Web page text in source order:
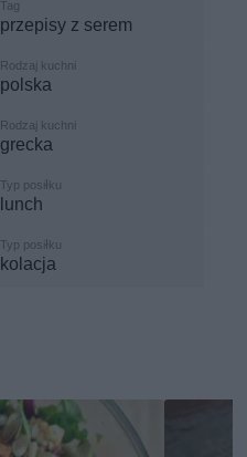
przepisy z serem
polska
grecka
lunch
kolacja